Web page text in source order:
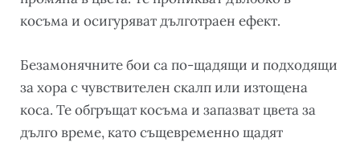
косъма и осигуряват дълготраен ефект.
Безамонячните бои са по-щадящи и подходящи
за хора с чувствителен скалп или изтощена
коса. Те обгръщат косъма и запазват цвета за
дълго време, като същевременно щадят